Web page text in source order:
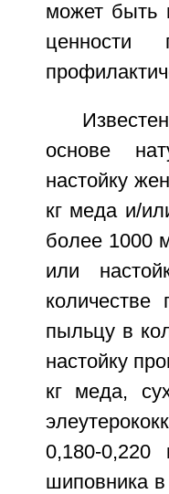
может быть
основе
настойку
кг меда и/
более 1000
или
пыльцу в
настойку
кг меда,
0,180-
шиповника в